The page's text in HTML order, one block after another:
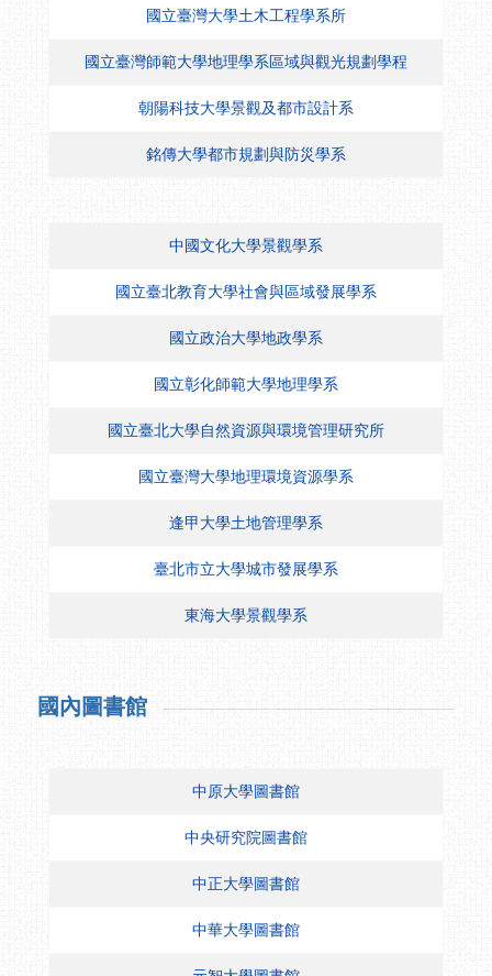
國立臺灣大學土木工程學系所
國立臺灣師範大學地理學系區域與觀光規劃學程
朝陽科技大學景觀及都市設計系
銘傳大學都市規劃與防災學系
中國文化大學景觀學系
國立臺北教育大學社會與區域發展學系
國立政治大學地政學系
國立彰化師範大學地理學系
國立臺北大學自然資源與環境管理研究所
國立臺灣大學地理環境資源學系
逢甲大學土地管理學系
臺北市立大學城市發展學系
東海大學景觀學系
國內圖書館
中原大學圖書館
中央研究院圖書館
中正大學圖書館
中華大學圖書館